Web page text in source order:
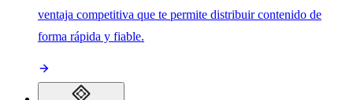
ventaja competitiva que te permite distribuir contenido de
forma rápida y fiable.